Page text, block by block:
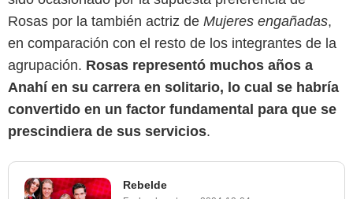
Rosas por la también actriz de Mujeres engañadas,
en comparación con el resto de los integrantes de la
agrupación. Rosas representó muchos años a
Anahí en su carrera en solitario, lo cual se habría
convertido en un factor fundamental para que se
prescindiera de sus servicios.
Rebelde